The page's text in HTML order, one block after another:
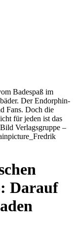
Badespaß im
Der Endorphin-
Fans. Doch die
für jeden ist das
Verlagsgruppe –
Darauf